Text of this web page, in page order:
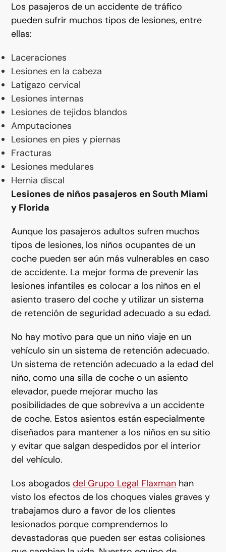
Los pasajeros de un accidente de tráfico
pueden sufrir muchos tipos de lesiones, entre
ellas:
Laceraciones
Lesiones en la cabeza
Latigazo cervical
Lesiones internas
Lesiones de tejidos blandos
Amputaciones
Lesiones en pies y piernas
Fracturas
Lesiones medulares
Hernia discal
Lesiones de niños pasajeros en South Miami
y Florida
Aunque los pasajeros adultos sufren muchos
tipos de lesiones, los niños ocupantes de un
coche pueden ser aún más vulnerables en caso
de accidente. La mejor forma de prevenir las
lesiones infantiles es colocar a los niños en el
asiento trasero del coche y utilizar un sistema
de retención de seguridad adecuado a su edad.
No hay motivo para que un niño viaje en un
vehículo sin un sistema de retención adecuado.
Un sistema de retención adecuado a la edad del
niño, como una silla de coche o un asiento
elevador, puede mejorar mucho las
posibilidades de que sobreviva a un accidente
de coche. Estos asientos están especialmente
diseñados para mantener a los niños en su sitio
y evitar que salgan despedidos por el interior
del vehículo.
Los abogadosdel Grupo Legal Flaxman han
visto los efectos de los choques viales graves y
trabajamos duro a favor de los clientes
lesionados porque comprendemos lo
devastadoras que pueden ser estas colisiones